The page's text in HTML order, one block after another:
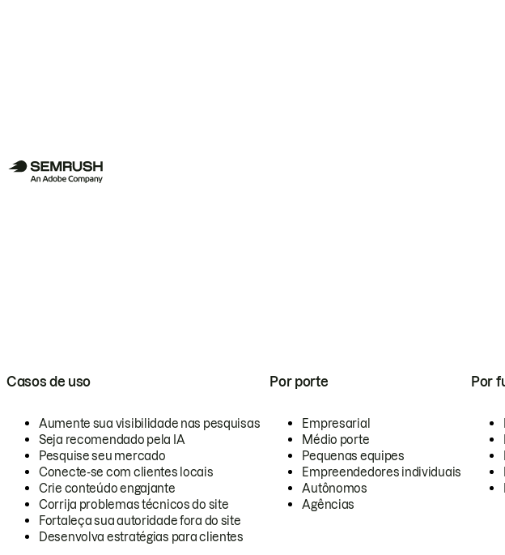
Casos de uso
Aumente sua visibilidade nas pesquisas
Seja recomendado pela IA
Pesquise seu mercado
Conecte-se com clientes locais
Crie conteúdo engajante
Corrija problemas técnicos do site
Fortaleça sua autoridade fora do site
Desenvolva estratégias para clientes
Por porte
Empresarial
Médio porte
Pequenas equipes
Empreendedores individuais
Autônomos
Agências
Por